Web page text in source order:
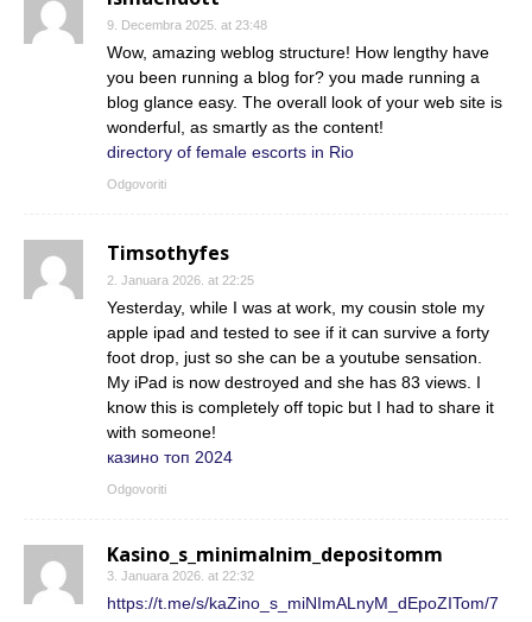
9. Decembra 2025. at 23:48
Wow, amazing weblog structure! How lengthy have
you been running a blog for? you made running a
blog glance easy. The overall look of your web site is
wonderful, as smartly as the content!
directory of female escorts in Rio
Odgovoriti
Timsothyfes
2. Januara 2026. at 22:25
Yesterday, while I was at work, my cousin stole my
apple ipad and tested to see if it can survive a forty
foot drop, just so she can be a youtube sensation.
My iPad is now destroyed and she has 83 views. I
know this is completely off topic but I had to share it
with someone!
казино топ 2024
Odgovoriti
Kasino_s_minimalnim_depositomm
3. Januara 2026. at 22:32
https://t.me/s/kaZino_s_miNImALnyM_dEpoZITom/7